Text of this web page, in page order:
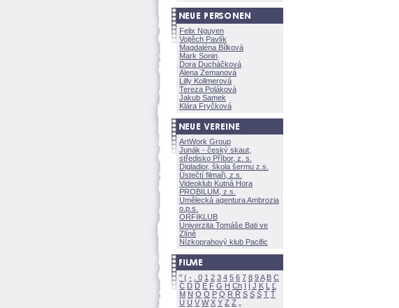
Felix Nguyen
Vojtěch Pavlík
Magdaléna Bílkov
Mark Sonin
Dora Ducháčkov
Alena Zemanov
Lilly Kollmerov
Tereza Polákov
Jakub Samek
Klára Fryčkov
ArtWork Group
Junák - český skaut,
středisko Příbor, z. s.
Digladior, škola šermu z.s.
Ústečtí filmaři, z.s.
Videoklub Kutná Hora
PROBILUM, z.s.
Umělecká agentura Ambrozia
o.p.s.
ORFIKLUB
Univerzita Tomáše Bati ve
Zlíně
Nízkoprahový klub Pacific
" ( - 0 1 2 3 4 5 6 7 8 9A B C
Č D Ď E F G H Ch I Í J K L
Ľ
M N O Ó P Q R Ř S Ś T Ť
U Ú V W X Y Z